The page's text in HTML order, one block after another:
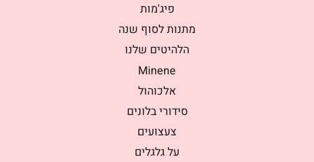
פיג'מות
מתנות לסוף שנה
הלהיטים שלנו
Minene
אלכוהול
סידורי בלונים
צעצועים
על גלגלים